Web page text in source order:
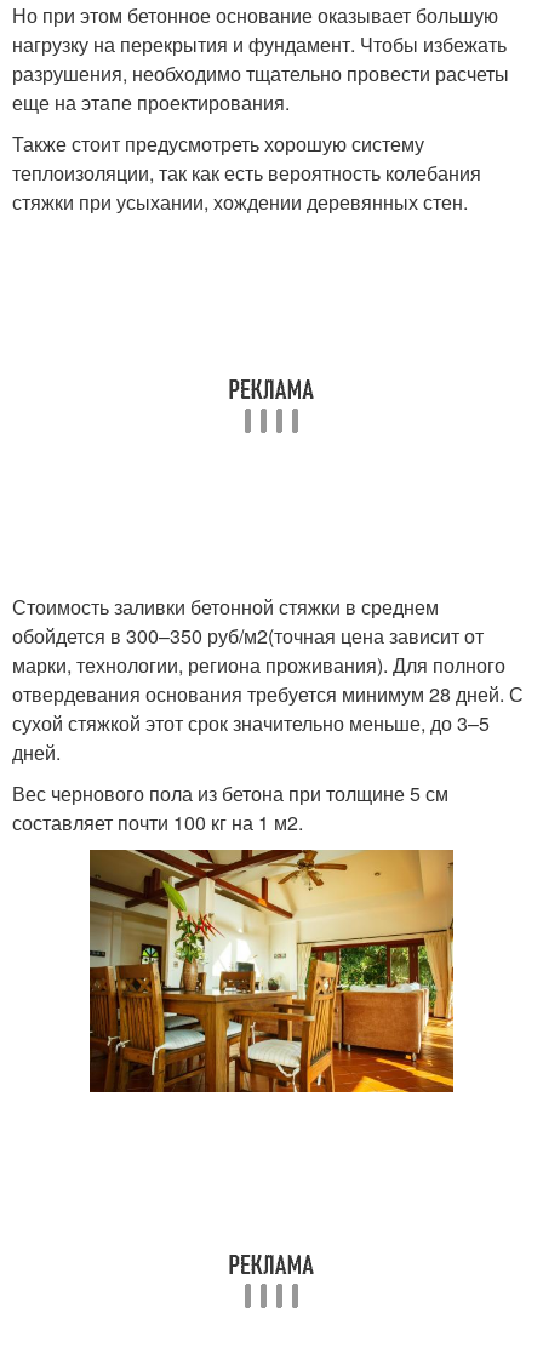
Но при этом бетонное основание оказывает большую
нагрузку на перекрытия и фундамент. Чтобы избежать
разрушения, необходимо тщательно провести расчеты
еще на этапе проектирования.
Также стоит предусмотреть хорошую систему
теплоизоляции, так как есть вероятность колебания
стяжки при усыхании, хождении деревянных стен.
Стоимость заливки бетонной стяжки в среднем
обойдется в 300–350 руб/м2(точная цена зависит от
марки, технологии, региона проживания). Для полного
отвердевания основания требуется минимум 28 дней. С
сухой стяжкой этот срок значительно меньше, до 3–5
дней.
Вес чернового пола из бетона при толщине 5 см
составляет почти 100 кг на 1 м2.